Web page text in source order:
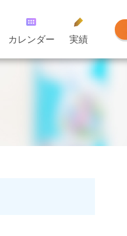
カレンダー 実績